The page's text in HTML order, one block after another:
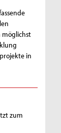
in
zum